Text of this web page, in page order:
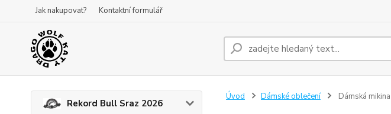
Jak nakupovat? Kontaktní formulář
Rekord Bull Sraz 2026
Úvod Dámské oblečení Dámská